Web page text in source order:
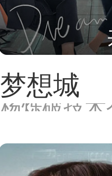
梦想城
杨烁破技术